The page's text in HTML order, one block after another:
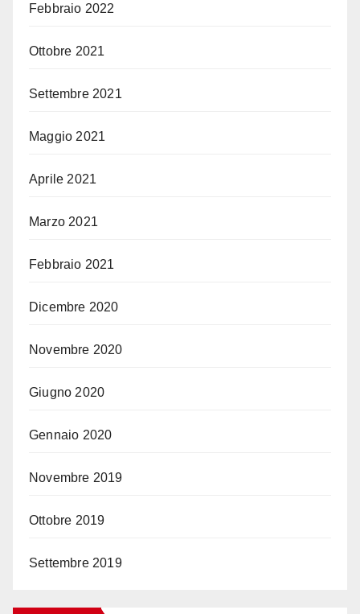
Febbraio 2022
Ottobre 2021
Settembre 2021
Maggio 2021
Aprile 2021
Marzo 2021
Febbraio 2021
Dicembre 2020
Novembre 2020
Giugno 2020
Gennaio 2020
Novembre 2019
Ottobre 2019
Settembre 2019